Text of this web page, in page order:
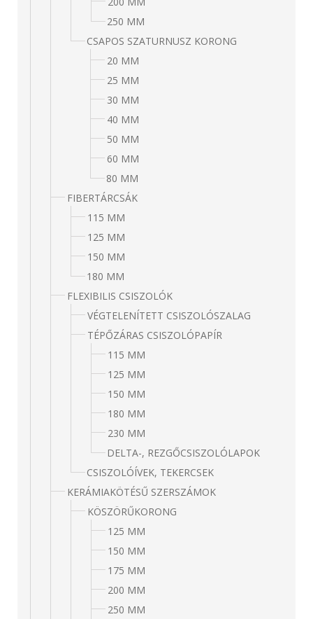
250 MM
CSAPOS SZATURNUSZ KORONG
20 MM
25 MM
30 MM
40 MM
50 MM
60 MM
80 MM
FIBERTÁRCSÁK
115 MM
125 MM
150 MM
180 MM
FLEXIBILIS CSISZOLÓK
VÉGTELENÍTETT CSISZOLÓSZALAG
TÉPŐZÁRAS CSISZOLÓPAPÍR
115 MM
125 MM
150 MM
180 MM
230 MM
DELTA-, REZGŐCSISZOLÓLAPOK
CSISZOLÓÍVEK, TEKERCSEK
KERÁMIAKÖTÉSŰ SZERSZÁMOK
KÖSZÖRŰKORONG
125 MM
150 MM
175 MM
200 MM
250 MM